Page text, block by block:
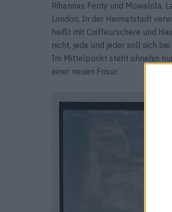
Rihannas Fenty und Mowalola,
London. In der Heimatstadt
heißt mit Coiffeurschere und
nicht, jede und jeder soll sich
Im Mittelpunkt steht ohnehin
einer neuen Frisur.